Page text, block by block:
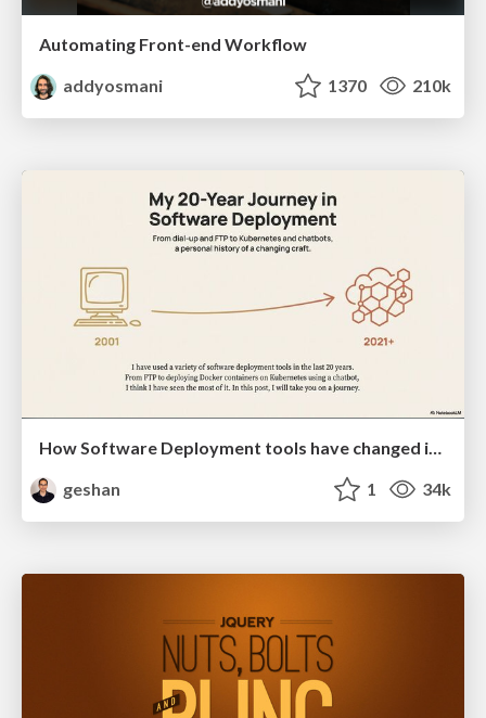
Automating Front-end Workflow
addyosmani
1370 210k
How Software Deployment tools have changed in the past 20 years
geshan
1 34k